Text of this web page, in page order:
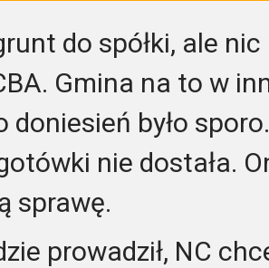
do spółki, ale
Gmina na to w
doniesień było
nie dostała.
sprawę.
prowadził, NC